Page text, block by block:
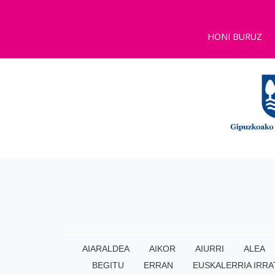
HONI BURUZ
AIARALDEA AIKOR AIURRI ALEA
BEGITU
ERRAN EUSKALERRIA